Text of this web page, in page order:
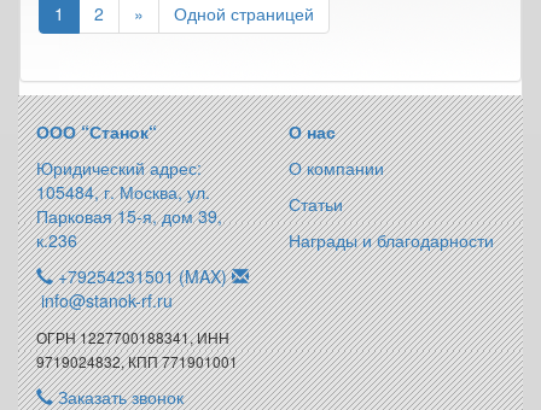
1 2 » Одной страницей
ООО “Станок“
Юридический адрес:
105484, г. Москва, ул.
Парковая 15-я, дом 39,
к.236
+79254231501 (MAX)
info@stanok-rf.ru
ОГРН 1227700188341, ИНН
9719024832, КПП 771901001
Заказать звонок
О нас
О компании
Статьи
Награды и благодарности